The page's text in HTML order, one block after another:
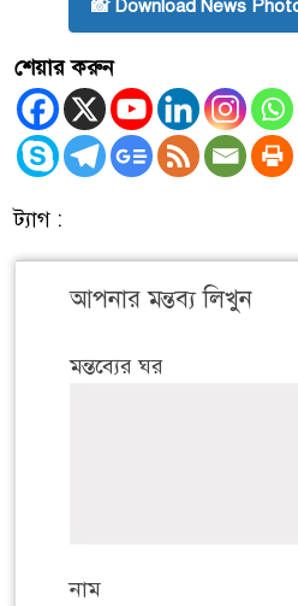
📸 Download News
শেয়ার করুন
ট্যাগ :
আপনার মন্তব্য লিখুন
মন্তব্যের ঘর
নাম